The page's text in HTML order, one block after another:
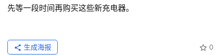
先等一段时间再购买这些新充电器。
0
生成海报